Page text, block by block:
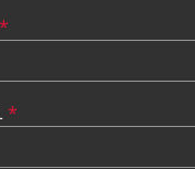
*
*